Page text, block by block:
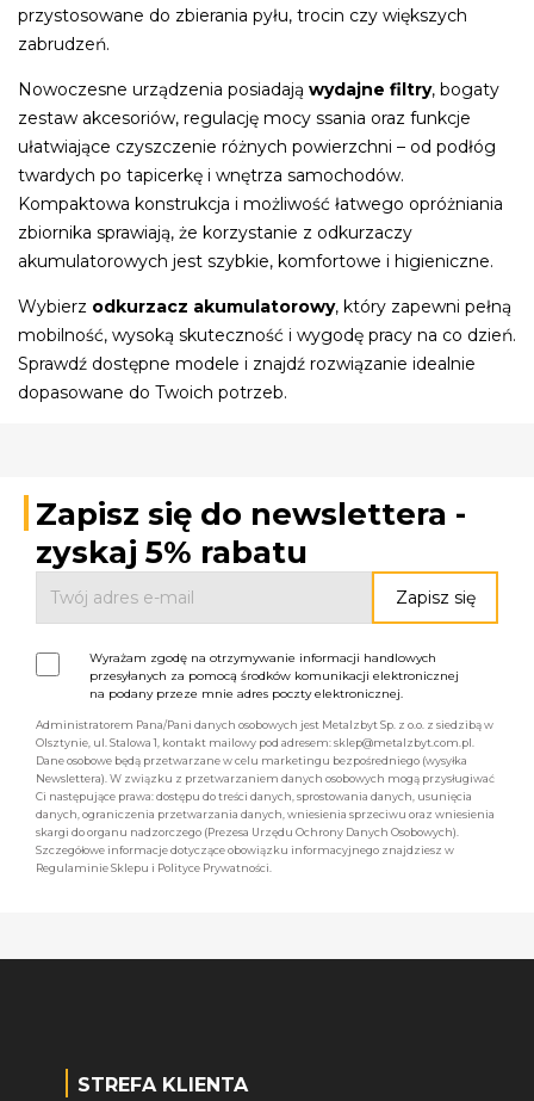
przystosowane do zbierania pyłu, trocin czy większych
zabrudzeń.
Nowoczesne urządzenia posiadają wydajne filtry, bogaty
zestaw akcesoriów, regulację mocy ssania oraz funkcje
ułatwiające czyszczenie różnych powierzchni – od podłóg
twardych po tapicerkę i wnętrza samochodów.
Kompaktowa konstrukcja i możliwość łatwego opróżniania
zbiornika sprawiają, że korzystanie z odkurzaczy
akumulatorowych jest szybkie, komfortowe i higieniczne.
Wybierz odkurzacz akumulatorowy, który zapewni pełną
mobilność, wysoką skuteczność i wygodę pracy na co dzień.
Sprawdź dostępne modele i znajdź rozwiązanie idealnie
dopasowane do Twoich potrzeb.
Zapisz się do newslettera -
zyskaj 5% rabatu
Wyrażam zgodę na otrzymywanie informacji handlowych
przesyłanych za pomocą środków komunikacji elektronicznej
na podany przeze mnie adres poczty elektronicznej.
Administratorem Pana/Pani danych osobowych jest Metalzbyt Sp. z o.o. z siedzibą w
Olsztynie, ul. Stalowa 1, kontakt mailowy pod adresem: sklep@metalzbyt.com.pl.
Dane osobowe będą przetwarzane w celu marketingu bezpośredniego (wysyłka
Newslettera). W związku z przetwarzaniem danych osobowych mogą przysługiwać
Ci następujące prawa: dostępu do treści danych, sprostowania danych, usunięcia
danych, ograniczenia przetwarzania danych, wniesienia sprzeciwu oraz wniesienia
skargi do organu nadzorczego (Prezesa Urzędu Ochrony Danych Osobowych).
Szczegółowe informacje dotyczące obowiązku informacyjnego znajdziesz w
Regulaminie Sklepu i Polityce Prywatności.
STREFA KLIENTA